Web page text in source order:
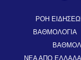
ΡΟΗ
ΒΑΘΜΟΛΟΓΙΑ
ΝΕΑ ΑΠΟ ΕΛΛΑΔΑ